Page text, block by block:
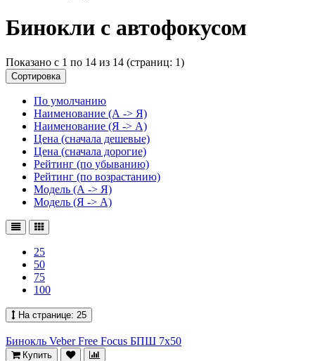
Бинокли с автофокусом
Показано с 1 по 14 из 14 (страниц: 1)
Сортировка
По умолчанию
Наименование (А -> Я)
Наименование (Я -> А)
Цена (сначала дешевые)
Цена (сначала дорогие)
Рейтинг (по убыванию)
Рейтинг (по возрастанию)
Модель (А -> Я)
Модель (Я -> А)
25
50
75
100
На странице: 25
Бинокль Veber Free Focus БПШ 7x50
Купить